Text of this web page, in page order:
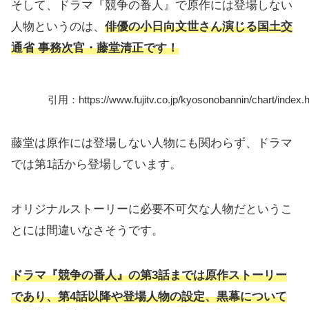
そして、ドラマ『競争の番人』で原作には登場しない
人物というのは、 俳優の小日向文世さん演じる国土交
通省 事務次官・藤堂清正です！
引用：https://www.fujitv.co.jp/kyosonobannin/chart/
藤堂は原作には登場しない人物にも関わらず、ドラマ
では第1話から登場しています。
オリジナルストーリーに必要不可欠な人物だというこ
とには間違いなさそうです。
ドラマ『競争の番人』の第3話までは原作ストーリー
であり、第4話以降や登場人物の設定、黒幕について